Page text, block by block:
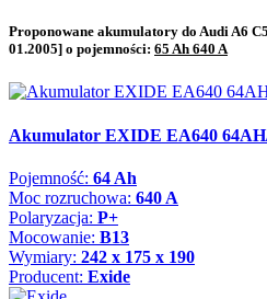
Proponowane akumulatory do Audi A6
01.2005] o pojemności: 65 Ah 640 A
Akumulator EXIDE EA640
Pojemność: 64 Ah
Moc rozruchowa: 640 A
Polaryzacja: P+
Mocowanie: B13
Wymiary: 242 x 175 x 190
Producent: Exide